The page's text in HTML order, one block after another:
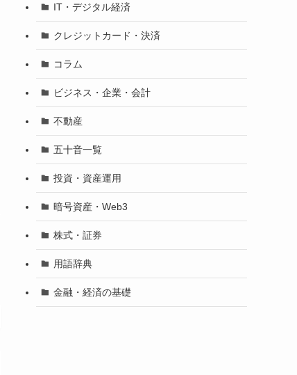
IT・デジタル経済
クレジットカード・決済
コラム
ビジネス・企業・会計
不動産
五十音一覧
投資・資産運用
暗号資産・Web3
株式・証券
用語辞典
金融・経済の基礎